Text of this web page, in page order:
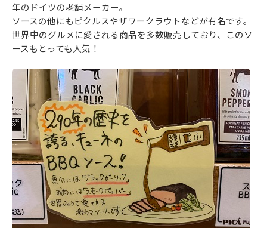
年のドイツの老舗メーカー。
ソースの他にもピクルスやザワークラウトなどが有名です。
世界中のグルメに愛される商品を多数販売しており、このソ
ースもとっても人気！